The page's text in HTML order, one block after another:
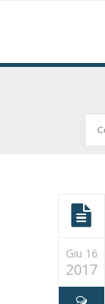
Giu 16
2017